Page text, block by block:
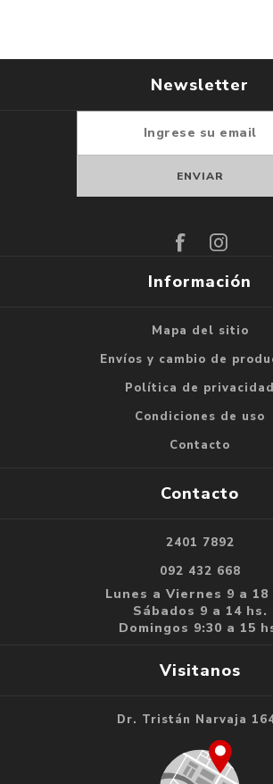
Newsletter
Información
Mapa del sitio
Envíos y cambio de
Política de privacidad
Condiciones de uso
Contacto
Contacto
2401 7892
092 432 668
Lunes a Viernes 9 a 18
Sábados 9 a 14 hs.
Domingos 9:30 a 15
Visitanos
Dr. Tristán Narvaja